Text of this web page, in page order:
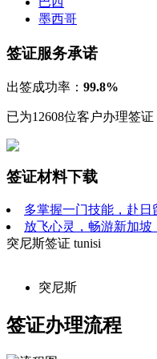
墨西哥
签证服务承诺
出签成功率： 99.8%
已为12608位客户办理签证
签证材料下载
多掌握一门技能，赴
放飞心灵，畅游新加坡
突尼斯签证 tunisi
突尼斯
签证办理流程